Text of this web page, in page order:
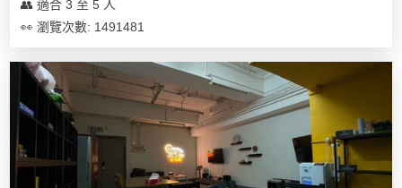
👥 適合 3 至 5 人
👀 瀏覽次數: 1491481